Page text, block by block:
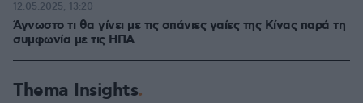
Άγνωστο τι θα γίνει με τις σπάνιες γαίες της Κίνας παρά τη
συμφωνία με τις ΗΠΑ
12.05.2025, 13:20
Thema Insights